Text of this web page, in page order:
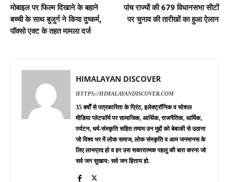
मोबाइल पर फिल्म दिखाने के बहाने
बच्ची के साथ बुजुर्ग ने किया दुष्कर्म,
पॉक्सो एक्ट के तहत मामला दर्ज
पांच राज्यों की 679 विधानसभा सीटों
पर चुनाव की तारीखों का हुआ ऐलान
HIMALAYAN DISCOVER
HTTPS://HIMALAYANDISCOVER.COM
35 बर्षों से पत्रकारिता के प्रिंट, इलेक्ट्रॉनिक व सोशल
मीडिया प्लेटफॉर्म पर सामाजिक, आर्थिक, राजनैतिक, धार्मिक,
पर्यटन, धर्म-संस्कृति सहित तमाम उन मुद्दों को बेबाकी से उठाना
जो विश्व भर में लोक समाज, लोक संस्कृति व आम जनमानस के
लिए लाभप्रद हो व हर उस सकारात्मक पहलु की बात करना जो
सर्व जन सुखाय: सर्व जन हिताय हो.